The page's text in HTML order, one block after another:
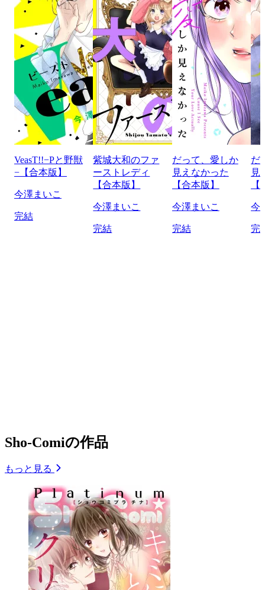
VeasT!!−Pと野獣
−【合本版】
今澤まいこ
完結
紫城大和のファ
ーストレディ
【合本版】
今澤まいこ
完結
だって、愛しか
見えなかった
【合本版】
今澤まいこ
完結
だ
見
今
完
Sho-Comiの作品
もっと見る